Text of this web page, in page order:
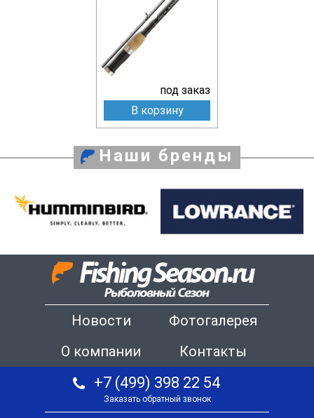
под заказ
В корзину
Наши бренды
Новости
Фотогалерея
О компании
Контакты
+7 (499) 398 22 54
Заказать обратный звонок